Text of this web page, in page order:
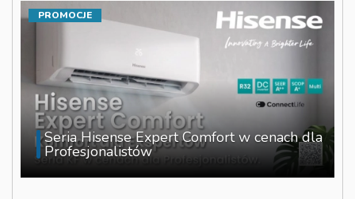
Seria Hisense Expert Comfort w cenach dla
Profesjonalistów
PROMOCJE